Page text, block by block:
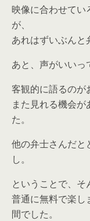
映像に合わせてい
が、
あれはずいぶんと
あと、声がいいっ
客観的に語るのが
また見れる機会
た。
他の弁士さんだと
し。
ということで、そ
普通に無料で楽し
間でした。